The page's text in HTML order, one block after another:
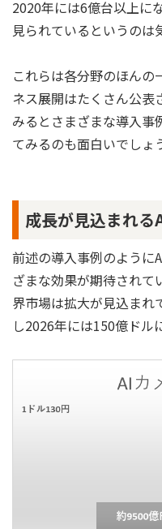
2020年には6億台以上に
見られているというのは
これらは各分野のほんの
ネス展開はたくさん公表
みるとさまざまな導入事
てみるのも面白いでしょ
成長が見込まれる
前述の導入事例のように
ざまな効果が期待されて
界市場は拡大が見込まれ
し2026年には150億ドル